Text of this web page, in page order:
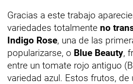
Gracias a este trabajo
variedades totalmente no
Indigo Rose, una de las
popularizarse, o Blue Beauty,
entre un tomate rojo antiguo
variedad azul. Estos frutos,